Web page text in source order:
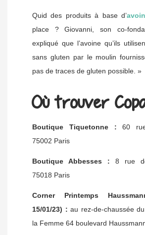
Quid des produits à base d’
place ? Giovanni, son co-
expliqué que l’avoine qu’ils
sans gluten par le moulin
pas de traces de gluten possible. »
Où trouver
Boutique Tiquetonne :60
75002 Paris
Boutique Abbesses : 8 rue
75018 Paris
Corner Printemps
15/01/23) : au rez-de-chaussée
la Femme 64 boulevard